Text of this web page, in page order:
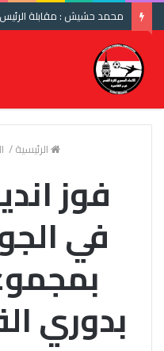
الرئيسية/
فوز
في
بدوري